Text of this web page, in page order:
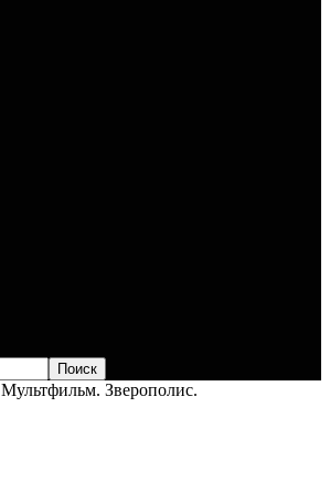
Мультфильм. Зверополис.